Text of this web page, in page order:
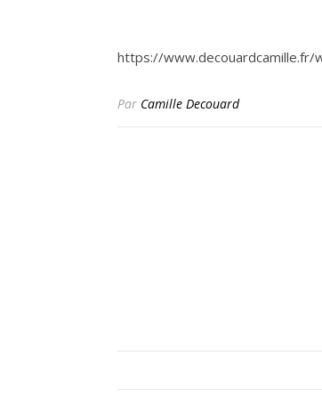
https://
Par Camille Decouard